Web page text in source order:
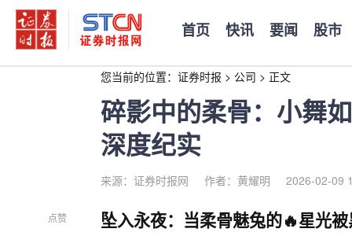
首页 快讯 要闻 股市
您当前的位置： 证券时报 > 公司 > 正文
碎影中的柔骨：小舞
深度纪实
来源：证券时报网 作者：黄耀明 2026-02-09
点赞 坠入永夜：当柔骨魅兔的🔥星光